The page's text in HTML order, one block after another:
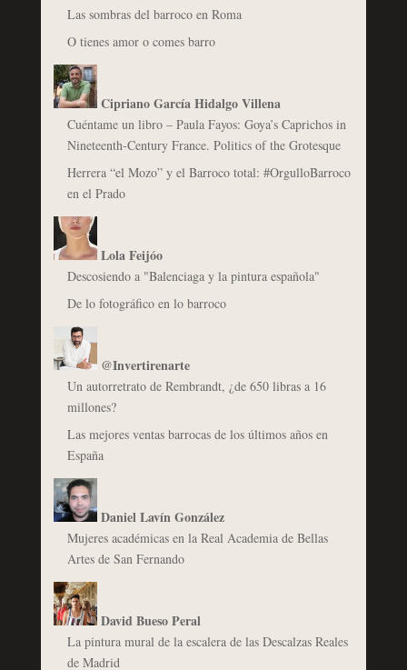
Las sombras del barroco en Roma
O tienes amor o comes barro
Cipriano García Hidalgo Villena
Cuéntame un libro – Paula Fayos: Goya’s Caprichos in
Nineteenth-Century France. Politics of the Grotesque
Herrera “el Mozo” y el Barroco total: #OrgulloBarroco
en el Prado
Lola Feijóo
Descosiendo a "Balenciaga y la pintura española"
De lo fotográfico en lo barroco
@Invertirenarte
Un autorretrato de Rembrandt, ¿de 650 libras a 16
millones?
Las mejores ventas barrocas de los últimos años en
España
Daniel Lavín González
Mujeres académicas en la Real Academia de Bellas
Artes de San Fernando
David Bueso Peral
La pintura mural de la escalera de las Descalzas Reales
de Madrid